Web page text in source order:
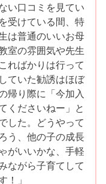
い口コミを見てい
受けている間、特
は普通のいいお母
室の雰囲気や先生
ればかりは行って
ていた勧誘はほぼ
帰り際に「今加入
くださいねー」と
した。どうやって
う、他の子の成長
がいいかな、手軽
ながら子育てして
！」